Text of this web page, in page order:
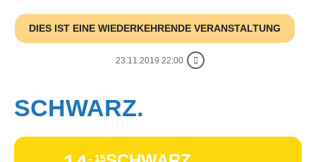
DIES IST EINE WIEDERKEHRENDE VERANSTALTUNG
23.11.2019 22:00
SCHWARZ.
15